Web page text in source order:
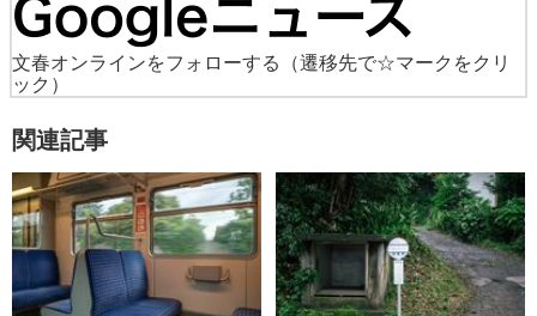
文春オンラインをフォローする
（遷移先で☆マークをクリ
ック）
関連記事